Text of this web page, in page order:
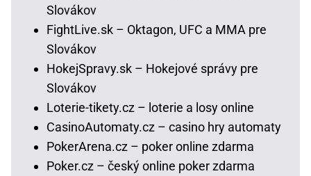
Slovákov
FightLive.sk – Oktagon, UFC a MMA pre
Slovákov
HokejSpravy.sk – Hokejové správy pre
Slovákov
Loterie-tikety.cz – loterie a losy online
CasinoAutomaty.cz – casino hry automaty
PokerArena.cz – poker online zdarma
Poker.cz – český online poker zdarma